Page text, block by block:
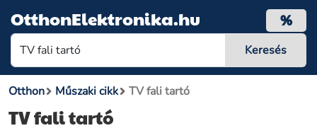
OtthonElektronika.hu %
Otthon Műszaki cikk TV fali tartó
TV fali tartó